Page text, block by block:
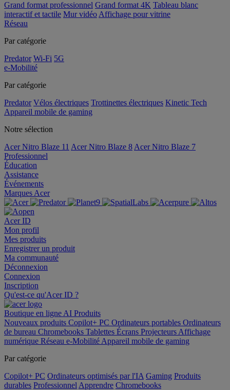
Grand format professionnel Grand format 4K Tableau blanc
interactif et tactile Mur vidéo Affichage pour vitrine
Réseau
Par catégorie
Predator Wi-Fi 5G
e-Mobilité
Par catégorie
Predator Vélos électriques Trottinettes électriques Kinetic Tech
Appareil mobile de gaming
Notre sélection
Acer Nitro Blaze 11 Acer Nitro Blaze 8 Acer Nitro Blaze 7
Professionnel
Éducation
Assistance
Événements
Marques Acer
Acer ID
Mon profil
Mes produits
Enregistrer un produit
Ma communauté
Déconnexion
Connexion
Inscription
Qu'est-ce qu'Acer ID ?
Boutique en ligne AI Produits
Nouveaux produits Copilot+ PC Ordinateurs portables Ordinateurs
de bureau Chromebooks Tablettes Écrans Projecteurs Affichage
numérique Réseau e-Mobilité Appareil mobile de gaming
Par catégorie
Copilot+ PC Ordinateurs optimisés par l'IA Gaming Produits
durables Professionnel Apprendre Chromebooks